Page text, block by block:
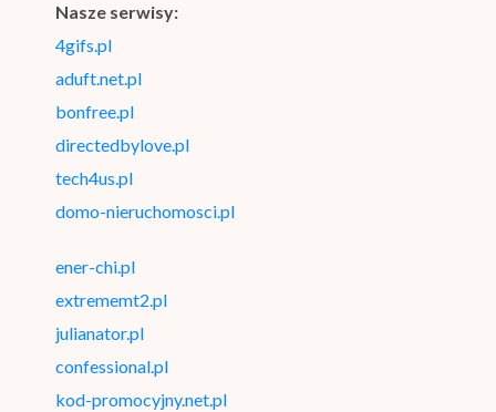
Nasze serwisy:
4gifs.pl
aduft.net.pl
bonfree.pl
directedbylove.pl
tech4us.pl
domo-nieruchomosci.pl
ener-chi.pl
extrememt2.pl
julianator.pl
confessional.pl
kod-promocyjny.net.pl